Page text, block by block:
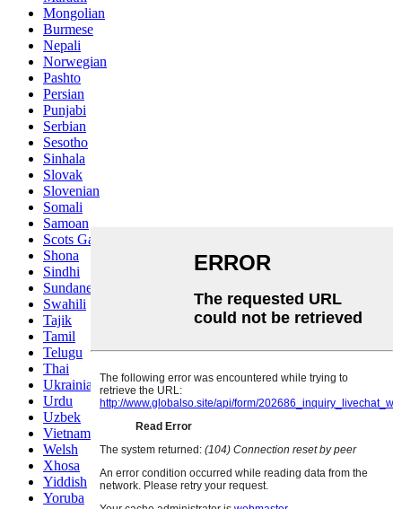
Mongolian
Burmese
Nepali
Norwegian
Pashto
Persian
Punjabi
Serbian
Sesotho
Sinhala
Slovak
Slovenian
Somali
Samoan
Scots Gaelic
Shona
Sindhi
Sundanese
Swahili
Tajik
Tamil
Telugu
Thai
Ukrainian
Urdu
Uzbek
Vietnamese
Welsh
Xhosa
Yiddish
Yoruba